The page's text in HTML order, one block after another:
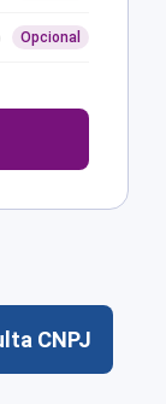
Opcional
CNPJ